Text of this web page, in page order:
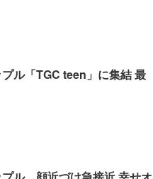
ル「TGC teen」に集結 最